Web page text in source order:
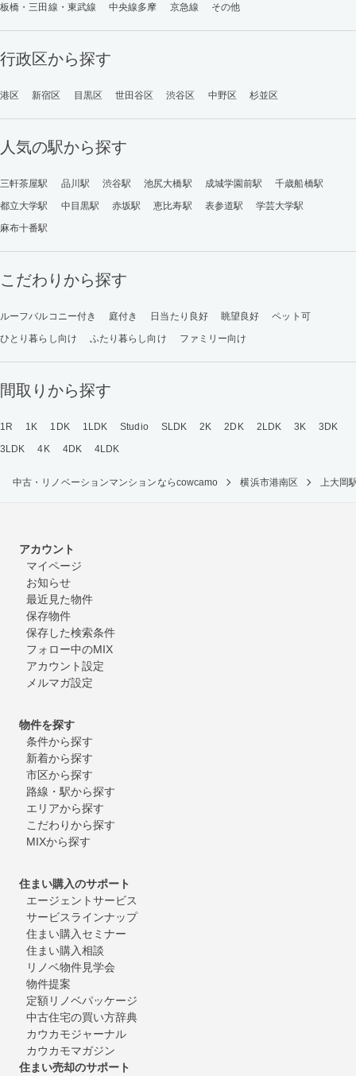
板橋・三田線・東武線
中央線多摩 京急線 その他
行政区から探す
港区 新宿区 目黒区 世田谷区 渋谷区 中野区 杉並区
人気の駅から探す
三軒茶屋駅 品川駅 渋谷駅 池尻大橋駅 成城学園前駅
千歳船橋駅
都立大学駅
中目黒駅 赤坂駅 恵比寿駅 表参道駅
学芸大学駅
麻布十番駅
こだわりから探す
ルーフバルコニー付き 庭付き 日当たり良好 眺望良好
ペット可
ひとり暮らし向け
ふたり暮らし向け ファミリー向け
間取りから探す
1R 1K 1DK 1LDK Studio SLDK 2K 2DK 2LDK 3K
3DK
3LDK
4K 4DK 4LDK
中古・リノベーションマンションならcowcamo 横浜市港南区 上大岡
アカウント
マイページ
お知らせ
最近見た物件
保存物件
保存した検索条件
フォロー中のMIX
アカウント設定
メルマガ設定
物件を探す
条件から探す
新着から探す
市区から探す
路線・駅から探す
エリアから探す
こだわりから探す
MIXから探す
住まい購入のサポート
エージェントサービス
サービスラインナップ
住まい購入セミナー
住まい購入相談
リノベ物件見学会
物件提案
定額リノベパッケージ
中古住宅の買い方辞典
カウカモジャーナル
カウカモマガジン
住まい売却のサポート